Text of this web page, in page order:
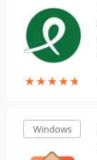
★★★★★
★★★★★
Windows